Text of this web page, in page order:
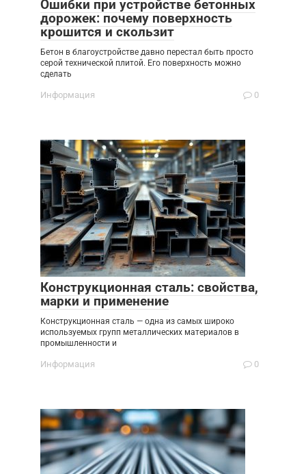
Ошибки при устройстве бетонных
дорожек: почему поверхность
крошится и скользит
Бетон в благоустройстве давно перестал быть просто
серой технической плитой. Его поверхность можно
сделать
Информация 0
Конструкционная сталь: свойства,
марки и применение
Конструкционная сталь — одна из самых широко
используемых групп металлических материалов в
промышленности и
Информация 0